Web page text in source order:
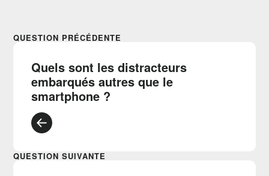
QUESTION PRÉCÉDENTE
Quels sont les distracteurs
embarqués autres que le
smartphone ?
QUESTION SUIVANTE